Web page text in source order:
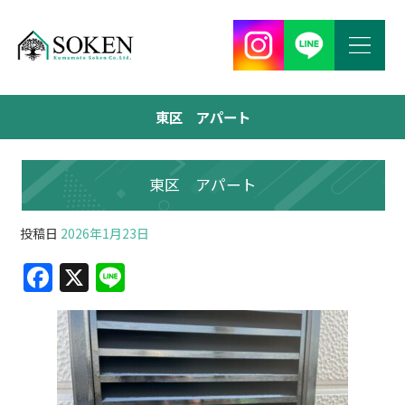
東区 アパート
東区 アパート
投稿日 2026年1月23日
F
a
c
e
b
X
n
e